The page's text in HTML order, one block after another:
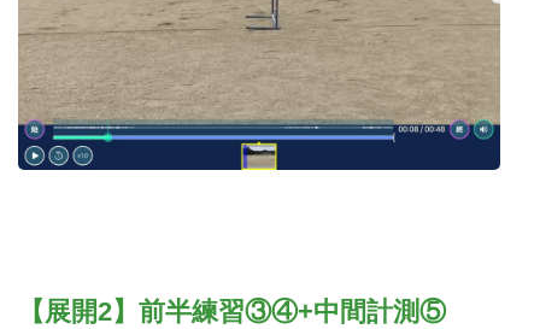
【展開2】前半練習③④+中間計測⑤